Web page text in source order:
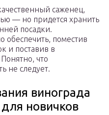
саженец,
— но придется хранить
посадки.
обеспечить, поместив
и поставив в
что
не следует.
винограда
новичков